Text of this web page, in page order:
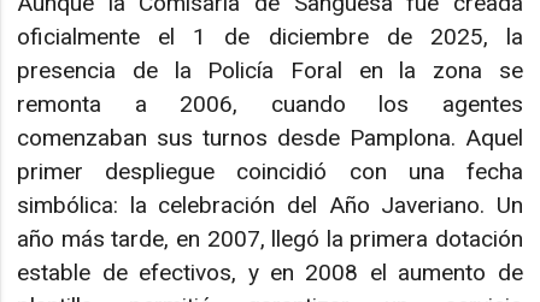
oficialmente el 1 de diciembre de 2025, la
presencia de la Policía Foral en la zona se
remonta a 2006, cuando los agentes
comenzaban sus turnos desde Pamplona. Aquel
primer despliegue coincidió con una fecha
simbólica: la celebración del Año Javeriano. Un
año más tarde, en 2007, llegó la primera dotación
estable de efectivos, y en 2008 el aumento de